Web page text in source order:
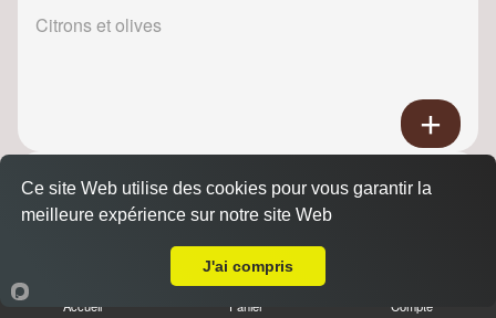
Citrons et olives
Tajine Poulet raisins
Dès18.90 €
Oignons
Accueil Panier Compte
Ce site Web utilise des cookies pour vous garantir la
meilleure expérience sur notre site Web
J'ai compris